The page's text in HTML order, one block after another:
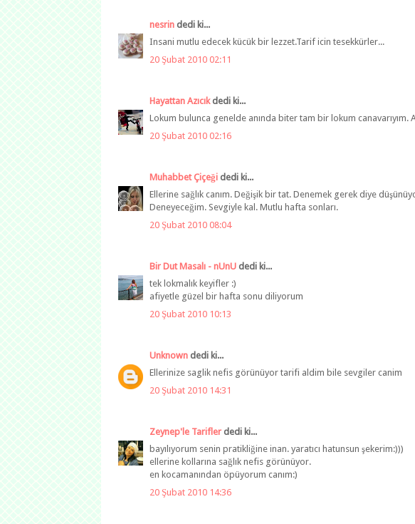
nesrin dedi ki...
Insani mutlu edecek kücük bir lezzet.Tarif icin tesekkürler...
20 Şubat 2010 02:11
Hayattan Azıcıkdedi ki...
Lokum bulunca genelde anında biter tam bir lokum canavarıyım.
20 Şubat 2010 02:16
Muhabbet Çiçeği dedi ki...
Ellerine sağlık canım. Değişik bir tat. Denemek gerek diye
Deneyeceğim. Sevgiyle kal. Mutlu hafta sonları.
20 Şubat 2010 08:04
Bir Dut Masalı - nUnU dedi ki...
tek lokmalık keyifler :)
afiyetle güzel bir hafta sonu diliyorum
20 Şubat 2010 10:13
Unknown dedi ki...
Ellerinize saglik nefis görünüyor tarifi aldim bile sevgiler canim
20 Şubat 2010 14:31
Zeynep'le Tarifler dedi ki...
bayılıyorum senin pratikliğine inan. yaratıcı hatunsun şekerim:)))
ellerine kollarına sağlık nefis görünüyor.
en kocamanından öpüyorum canım:)
20 Şubat 2010 14:36